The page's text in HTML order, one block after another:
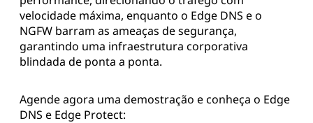
velocidade máxima, enquanto o Edge DNS e o
NGFW barram as ameaças de segurança,
garantindo uma infraestrutura corporativa
blindada de ponta a ponta.
Agende agora uma demostração e conheça o Edge
DNS e Edge Protect: